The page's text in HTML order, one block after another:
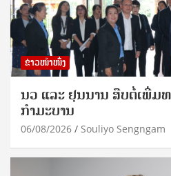
ຂ່າວໜ້າໜຶ່ງ
ນວ ແລະ ຢຸນນານ ສືບຕໍ່ເພີ່ມ
ກຳມະບານ
06/08/2026 Souliyo Sengngam